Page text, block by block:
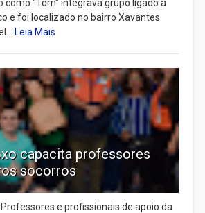
como "Tom" integrava grupo ligado à
e foi localizado no bairro Xavantes
Leia Mais
capacita professores
socorros
Professores e profissionais de apoio da